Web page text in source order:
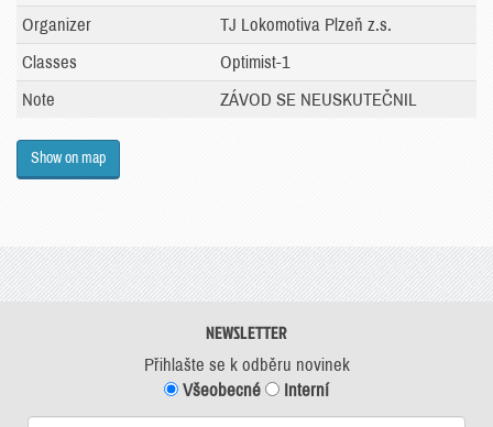
Organizer
TJ Lokomotiva Plzeň z.s.
Classes
Optimist-1
Note
ZÁVOD SE NEUSKUTEČNIL
Show on map
NEWSLETTER
Přihlašte se k odběru novinek
Všeobecné
Interní